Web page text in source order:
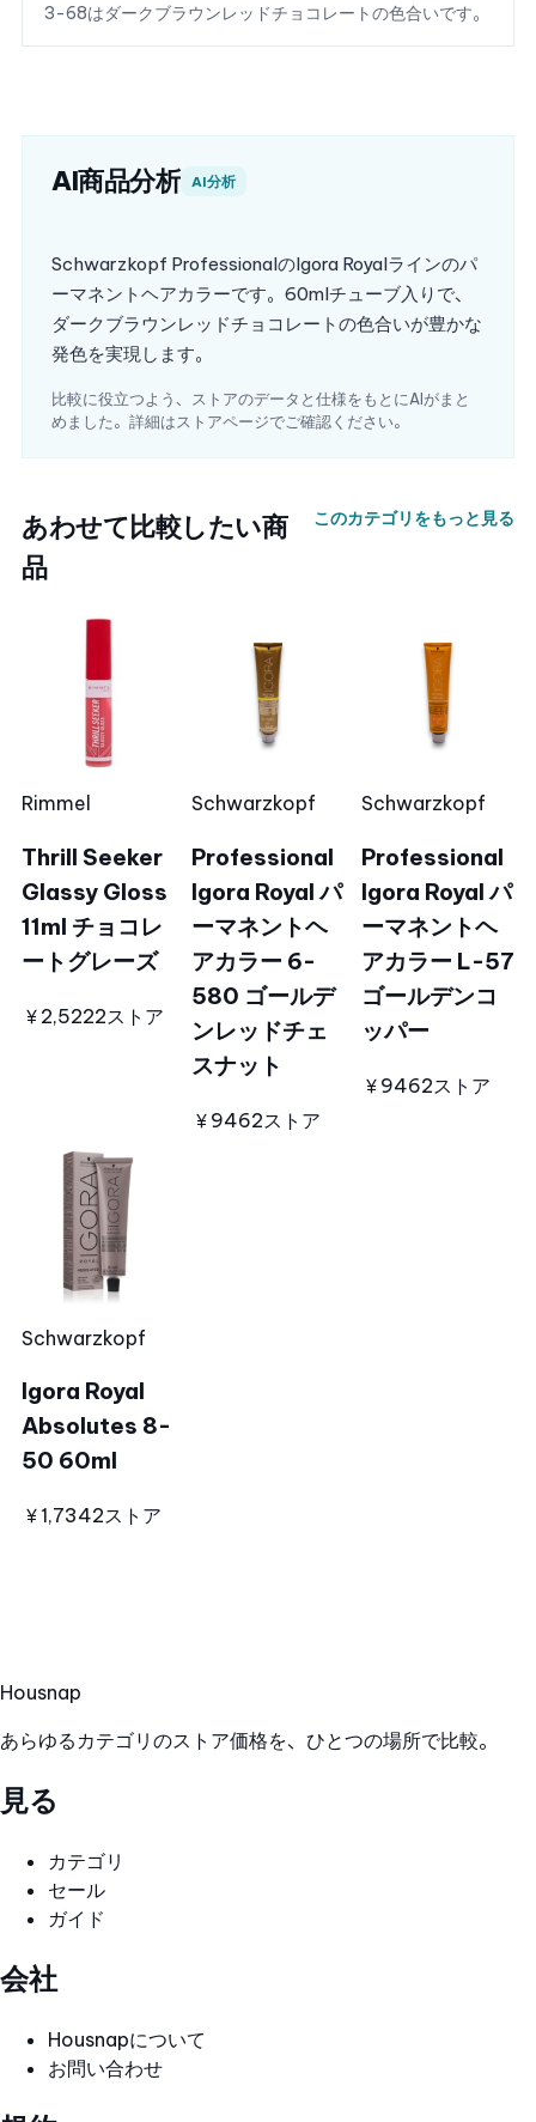
3-68はダークブラウンレッドチョコレートの色合いです。
AI商品分析 AI分析
Schwarzkopf ProfessionalのIgora Royalラインのパ
ーマネントヘアカラーです。60mlチューブ入りで、
ダークブラウンレッドチョコレートの色合いが豊かな
発色を実現します。
比較に役立つよう、ストアのデータと仕様をもとにAIがまと
めました。詳細はストアページでご確認ください。
あわせて比較したい商
品
このカテゴリをもっと見る
Rimmel
Thrill Seeker
Glassy Gloss
11ml チョコレ
ートグレーズ
￥2,5222ストア
Schwarzkopf
Professional
Igora Royal パ
ーマネントヘ
アカラー 6-
580 ゴールデ
ンレッドチェ
スナット
￥9462ストア
Schwarzkopf
Professional
Igora Royal パ
ーマネントヘ
アカラー L-57
ゴールデンコ
ッパー
￥9462ストア
Schwarzkopf
Igora Royal
Absolutes 8-
50 60ml
￥1,7342ストア
Housnap
あらゆるカテゴリのストア価格を、ひとつの場所で比較。
見る
カテゴリ
セール
ガイド
会社
Housnapについて
お問い合わせ